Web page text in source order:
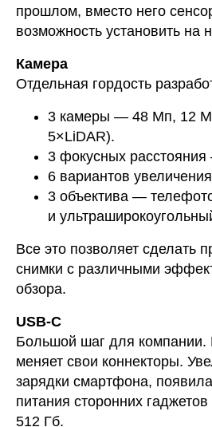
прошлом, вместо него
возможность установить на
Камера
Отдельная гордость
3 камеры — 48 Мп, 12
5×LiDAR).
3 фокусных
6 вариантов
3 объектива —
и
Все это позволяет сделать
снимки с различными
обзора.
USB-C
Большой шаг для компании.
меняет свои коннекторы.
зарядки смартфона,
питания сторонних
512 Гб.